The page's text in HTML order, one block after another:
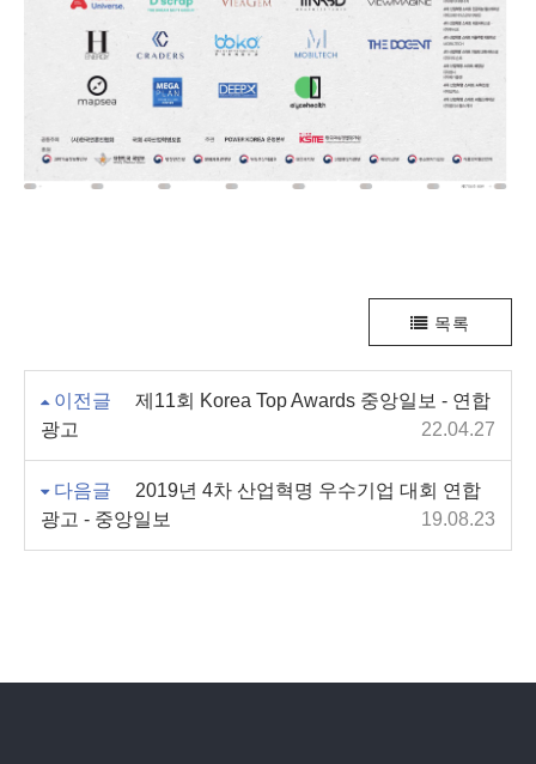
목록
이전글
제11회 Korea Top Awards 중앙일보 - 연합
광고
22.04.27
다음글
2019년 4차 산업혁명 우수기업 대회 연합
광고 - 중앙일보
19.08.23